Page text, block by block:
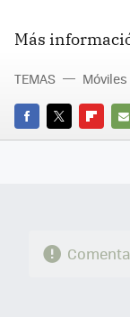
Más
FACEBOOK
TWITTER
E-
TEMAS Móviles